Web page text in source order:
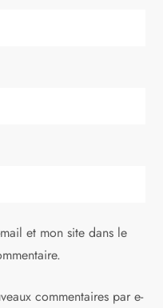
et mon site dans le
commentaires par e-